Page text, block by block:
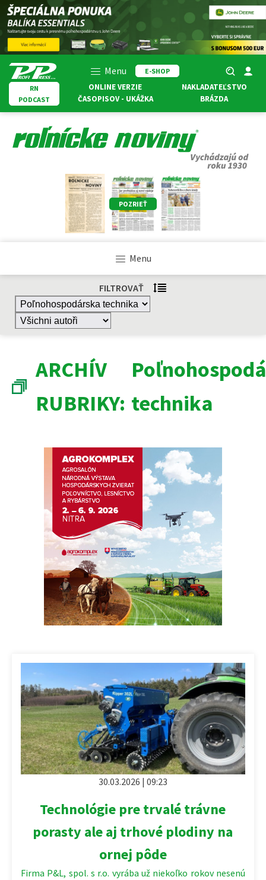
Menu
E-SHOP
RN
PODCAST
ONLINE VERZIE
ČASOPISOV - UKÁŽKA
NAKLADATEĽSTVO
BRÁZDA
POZRIEŤ
Menu
FILTROVAŤ
ARCHÍV
RUBRIKY: technika
30.03.2026 | 09:23
Technológie pre trvalé trávne
porasty ale aj trhové plodiny na
ornej pôde
Firma P&L, spol. s r.o. vyrába už niekoľko rokov nesenú